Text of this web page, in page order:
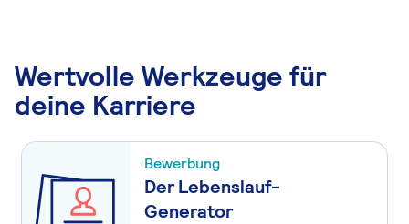
Wertvolle Werkzeuge für
deine Karriere
Bewerbung
Der Lebenslauf-
Generator